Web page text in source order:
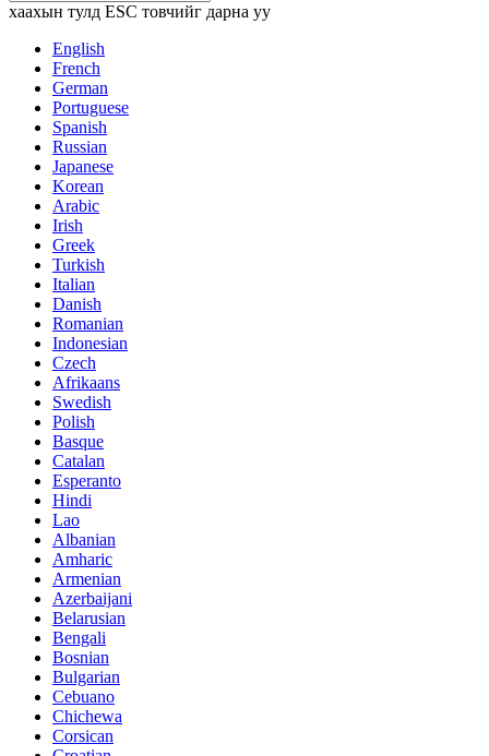
хаахын тулд ESC товчийг дарна уу
English
French
German
Portuguese
Spanish
Russian
Japanese
Korean
Arabic
Irish
Greek
Turkish
Italian
Danish
Romanian
Indonesian
Czech
Afrikaans
Swedish
Polish
Basque
Catalan
Esperanto
Hindi
Lao
Albanian
Amharic
Armenian
Azerbaijani
Belarusian
Bengali
Bosnian
Bulgarian
Cebuano
Chichewa
Corsican